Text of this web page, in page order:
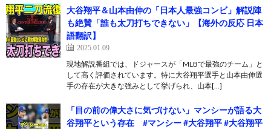
大谷翔平＆山本由伸の「日本人最強コンビ」解説陣
も絶賛「誰も太刀打ちできない」【海外の反応 日本
語翻訳】
2025.01.09
現地解説番組では、ドジャースが「MLBで最強のチーム」と
して高く評価されています。特に大谷翔平選手と山本由伸選
手の存在が大きな強みとして挙げられ、山本[…]
「目の前の偉大さに気づけない」マンシーが語る大
谷翔平という存在 #マンシー #大谷翔平 #大谷翔平